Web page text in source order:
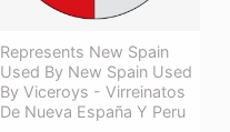
Represents New Spain
Used By New Spain Used
By Viceroys - Virreinatos
De Nueva España Y Peru